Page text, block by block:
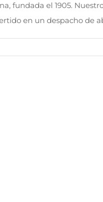
​​fundada el 1905.
en un despacho de